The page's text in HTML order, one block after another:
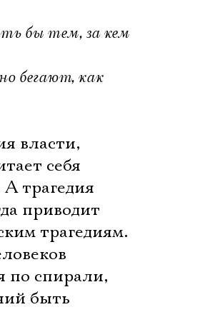
бы тем, за кем
бегают, как
власти,
себя
трагедия
приводит
трагедиям.
по спирали,
быть